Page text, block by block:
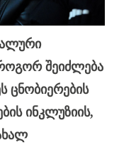
შეიძლება
ცნობიერების
ინკლუზიის,